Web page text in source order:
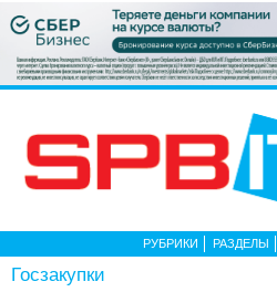
РУБРИКИ РАЗДЕЛЫ
Госзакупки